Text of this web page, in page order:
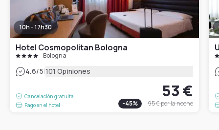
10h - 17h30
Hotel Cosmopolitan Bologna
Bologna
4.6/5|101 Opiniones
Cancelación gratuita
Pago en el hotel
53 €
-45% 95 €por la noche